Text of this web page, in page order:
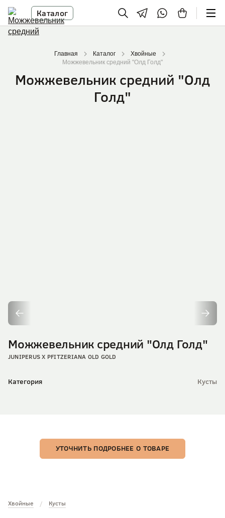
Каталог
Главная Каталог
Хвойные
Можжевельник средний "Олд Голд"
Можжевельник средний "Олд
Голд"
Можжевельник средний "Олд Голд"
JUNIPERUS X PFITZERIANA OLD GOLD
Категория Кусты
УТОЧНИТЬ ПОДРОБНЕЕ О ТОВАРЕ
Хвойные Кусты